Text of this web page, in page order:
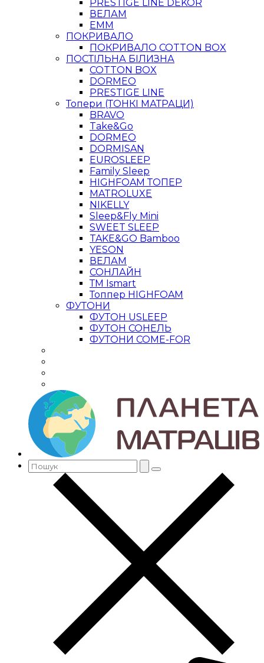
PRESTIGE LINE DEKOR
ВЕЛАМ
ЕММ
ПОКРИВАЛО
ПОКРИВАЛО COTTON BOX
ПОСТІЛЬНА БІЛИЗНА
COTTON BOX
DORMEO
PRESTIGE LINE
Топери (ТОНКІ МАТРАЦИ)
BRAVO
Take&Go
DORMEO
DORMISAN
EUROSLEEP
Family Sleep
HIGHFOAM ТОПЕР
MATROLUXE
NIKELLY
Sleep&Fly Mini
SWEET SLEEP
TAKE&GO Bamboo
YESON
ВЕЛАМ
СОНЛАЙН
ТМ Ismart
Топпер HIGHFOAM
ФУТОНИ
ФУТОН USLEEP
ФУТОН СОНЕЛЬ
ФУТОНИ COME-FOR